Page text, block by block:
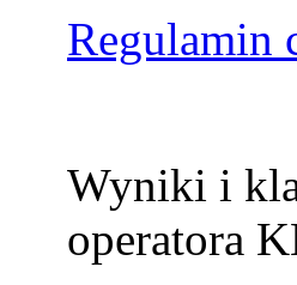
Regulamin
Wyniki i
operatora